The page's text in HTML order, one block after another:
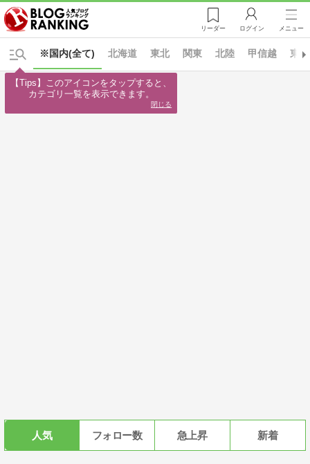
リーダー ログイン メニュー
※国内(全て) 北海道 東北 関東 北陸 甲信越 東海
人気 フォロー数 急上昇 新着
【Tips】このアイコンをタップすると、
カテゴリ一覧を表示できます。
閉じる